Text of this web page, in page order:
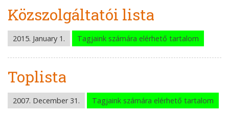
Közszolgáltatói lista
2015. January 1. Tagjaink számára elérhető tartalom
Toplista
2007. December 31. Tagjaink számára elérhető tartalom